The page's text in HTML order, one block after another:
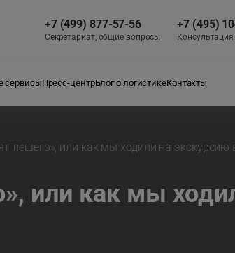
+7 (499) 877-57-56
Секретариат, общие вопросы
+7 (495)
сервисыПресс-центрБлог о логистикеКонтакты
лешего», или как мы ходили на экскурсию
или как мы